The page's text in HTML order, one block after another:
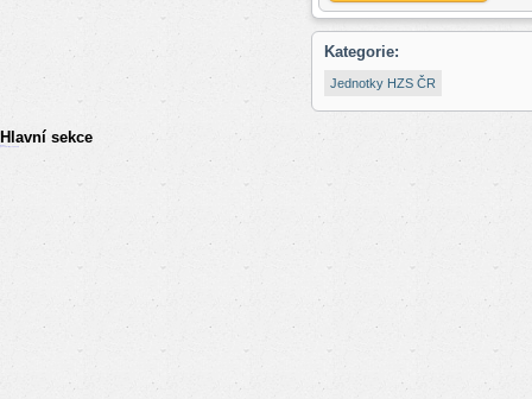
Kategorie:
Jednotky HZS ČR
Hlavní sekce